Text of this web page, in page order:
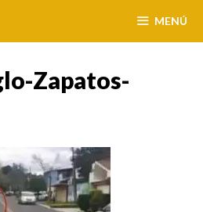
MENÚ
Zapatos-